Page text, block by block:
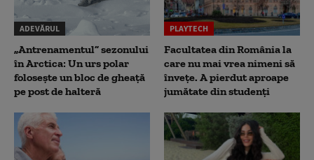
ADEVĂRUL
„Antrenamentul” sezonului
în Arctica: Un urs polar
folosește un bloc de gheață
pe post de halteră
PLAYTECH
Facultatea din România la
care nu mai vrea nimeni să
înveţe. A pierdut aproape
jumătate din studenţi